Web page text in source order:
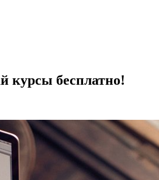
курсы бесплатно!